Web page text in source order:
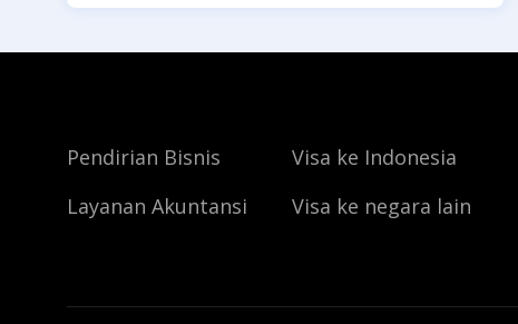
Pendirian Bisnis Visa ke Indonesia
Layanan Akuntansi
Visa ke negara lain